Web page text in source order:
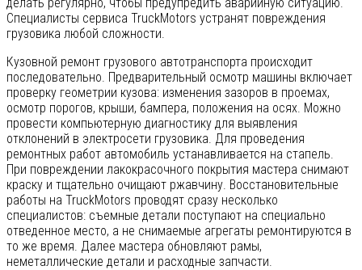
Специалисты сервиса TruckMotors устранят повреждения
грузовика любой сложности.
Кузовной ремонт грузового автотранспорта происходит
последовательно. Предварительный осмотр машины включает
проверку геометрии кузова: изменения зазоров в проемах,
осмотр порогов, крыши, бампера, положения на осях. Можно
провести компьютерную диагностику для выявления
отклонений в электросети грузовика. Для проведения
ремонтных работ автомобиль устанавливается на стапель.
При повреждении лакокрасочного покрытия мастера снимают
краску и тщательно очищают ржавчину. Восстановительные
работы на TruckMotors проводят сразу несколько
специалистов: съемные детали поступают на специально
отведенное место, а не снимаемые агрегаты ремонтируются в
то же время. Далее мастера обновляют рамы,
неметаллические детали и расходные запчасти.